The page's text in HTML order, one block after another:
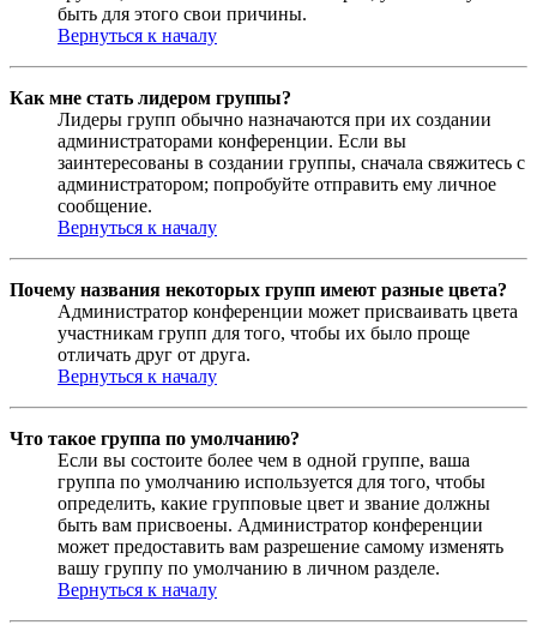
быть для этого свои причины.
Вернуться к началу
Как мне стать лидером группы?
Лидеры групп обычно назначаются при их создании
администраторами конференции. Если вы
заинтересованы в создании группы, сначала свяжитесь с
администратором; попробуйте отправить ему личное
сообщение.
Вернуться к началу
Почему названия некоторых групп имеют разные цвета?
Администратор конференции может присваивать цвета
участникам групп для того, чтобы их было проще
отличать друг от друга.
Вернуться к началу
Что такое группа по умолчанию?
Если вы состоите более чем в одной группе, ваша
группа по умолчанию используется для того, чтобы
определить, какие групповые цвет и звание должны
быть вам присвоены. Администратор конференции
может предоставить вам разрешение самому изменять
вашу группу по умолчанию в личном разделе.
Вернуться к началу